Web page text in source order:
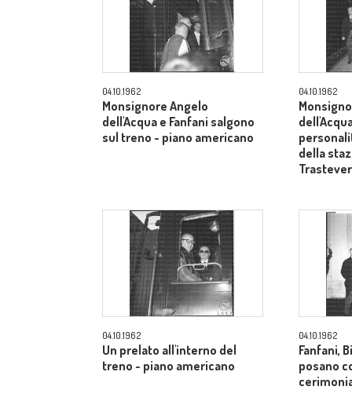
04.10.1962
Monsignore Angelo
dell'Acqua e Fanfani salgono
sul treno - piano americano
04.10.1962
della
04.10.1962
Un prelato all'interno del
treno - piano americano
04.10.1962
Fanfani,
posano